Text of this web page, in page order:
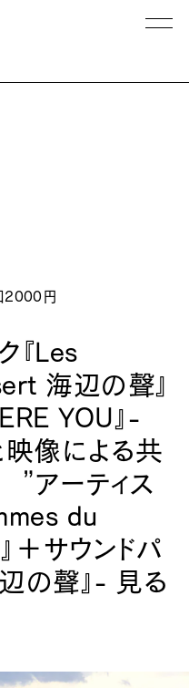
2000円
『Les
海辺の聲』
YOU』-
像による共
アーティス
du
＋サウンドパ
辺の聲』- 見る